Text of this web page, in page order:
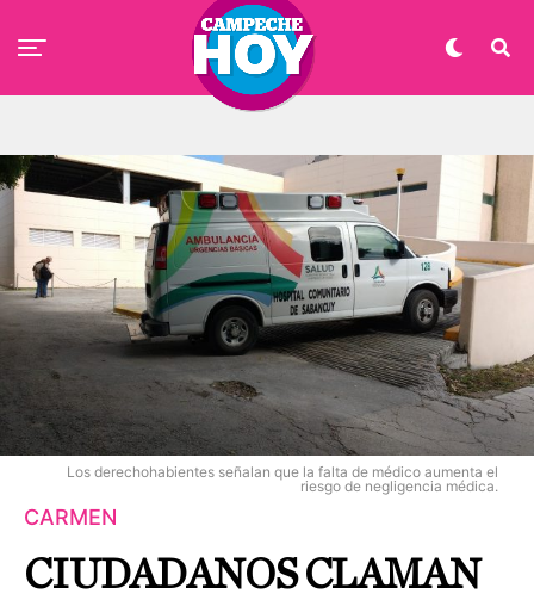
Los derechohabientes señalan que la falta de médico aumenta el
riesgo de negligencia médica.
CARMEN
CIUDADANOS CLAMAN